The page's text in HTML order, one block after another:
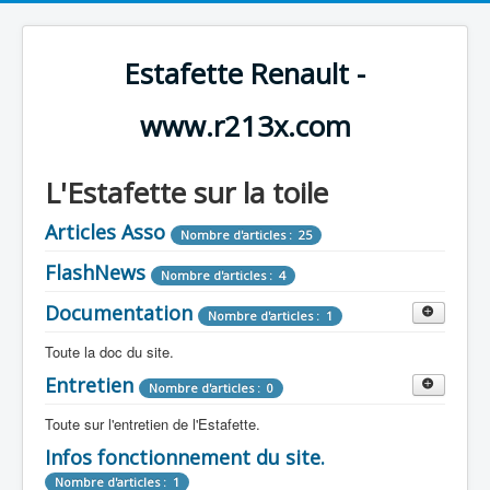
Estafette Renault -
www.r213x.com
L'Estafette sur la toile
Articles Asso Nombre d'articles : 25
FlashNews Nombre d'articles : 4
Documentation Nombre d'articles : 1
Toute la doc du site.
Revue de Presse Nombre d'articles : 9
Tous les articles que l'on a vu sur l'estafette !
Camping Car Nombre d'articles : 3
Entretien Nombre d'articles : 0
Toute sur l'entretien de l'Estafette.
Mécanique Nombre d'articles : 0
Infos fonctionnement du site.
Nombre d'articles : 1